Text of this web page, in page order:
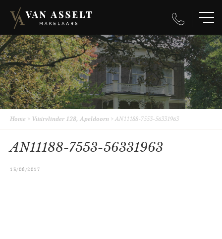
Home > Vuurvlinder 128, Apeldoorn >AN11188-7553-56331963
AN11188-7553-56331963
13/06/2017